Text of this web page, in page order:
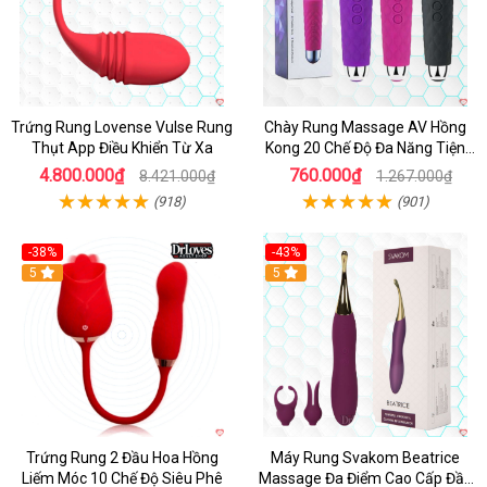
Trứng Rung Lovense Vulse Rung
Thụt App Điều Khiển Từ Xa
4.800.000₫ 8.421.000₫
(918)
Chày Rung Massage AV Hồng
Kong 20 Chế Độ Đa Năng Tiện
Lợi
760.000₫ 1.267.000₫
(901)
-38%
Hot
5
Trứng Rung 2 Đầu Hoa Hồng
Liếm Móc 10 Chế Độ Siêu Phê
-43%
Hot
5
Máy Rung Svakom Beatrice
Massage Đa Điểm Cao Cấp Đầy